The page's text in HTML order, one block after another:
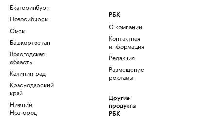
Екатеринбург
Новосибирск
Омск
Башкортостан
Вологодская
область
Калининград
Краснодарский
край
Нижний
Новгород
РБК
О компании
Контактная
информация
Редакция
Размещение
рекламы
Другие
продукты
РБК